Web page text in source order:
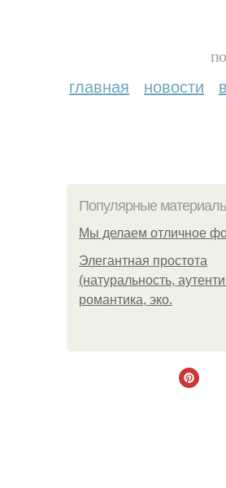
главная новости
Популярные
Мы делаем отличное
Элегантная простота
(натуральность,
романтика, эко.